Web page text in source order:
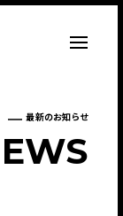
最新のお知らせ
EWS